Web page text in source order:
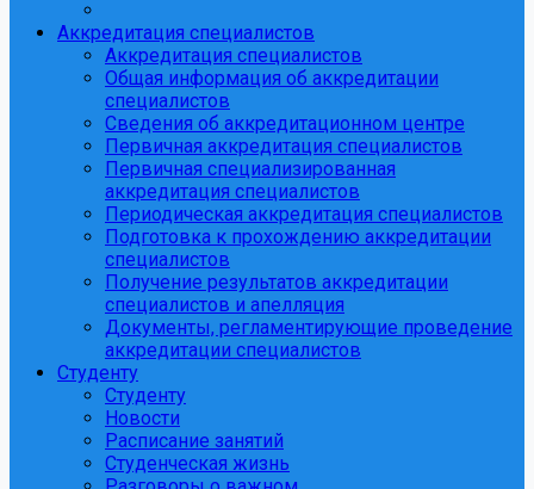
Аккредитация специалистов
Аккредитация специалистов
Общая информация об аккредитации
специалистов
Сведения об аккредитационном центре
Первичная аккредитация специалистов
Первичная специализированная
аккредитация специалистов
Периодическая аккредитация специалистов
Подготовка к прохождению аккредитации
специалистов
Получение результатов аккредитации
специалистов и апелляция
Документы, регламентирующие проведение
аккредитации специалистов
Студенту
Студенту
Новости
Расписание занятий
Студенческая жизнь